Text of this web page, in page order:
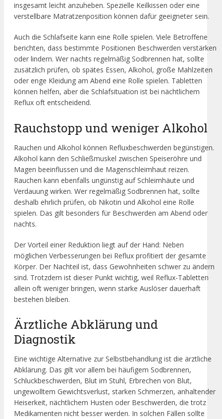
insgesamt leicht anzuheben. Spezielle Keilkissen oder eine
verstellbare Matratzenposition können dafür geeigneter sein.
Auch die Schlafseite kann eine Rolle spielen. Viele Betroffene
berichten, dass bestimmte Positionen Beschwerden verstärken
oder lindern. Wer nachts regelmäßig Sodbrennen hat, sollte
zusätzlich prüfen, ob spätes Essen, Alkohol, große Mahlzeiten
oder enge Kleidung am Abend eine Rolle spielen. Tabletten
können helfen, aber die Schlafsituation ist bei nächtlichem
Reflux oft entscheidend.
Rauchstopp und weniger Alkohol
Rauchen und Alkohol können Refluxbeschwerden begünstigen.
Alkohol kann den Schließmuskel zwischen Speiseröhre und
Magen beeinflussen und die Magenschleimhaut reizen.
Rauchen kann ebenfalls ungünstig auf Schleimhäute und
Verdauung wirken. Wer regelmäßig Sodbrennen hat, sollte
deshalb ehrlich prüfen, ob Nikotin und Alkohol eine Rolle
spielen. Das gilt besonders für Beschwerden am Abend oder
nachts.
Der Vorteil einer Reduktion liegt auf der Hand: Neben
möglichen Verbesserungen bei Reflux profitiert der gesamte
Körper. Der Nachteil ist, dass Gewohnheiten schwer zu ändern
sind. Trotzdem ist dieser Punkt wichtig, weil Reflux-Tabletten
allein oft weniger bringen, wenn starke Auslöser dauerhaft
bestehen bleiben.
Ärztliche Abklärung und
Diagnostik
Eine wichtige Alternative zur Selbstbehandlung ist die ärztliche
Abklärung. Das gilt vor allem bei häufigem Sodbrennen,
Schluckbeschwerden, Blut im Stuhl, Erbrechen von Blut,
ungewolltem Gewichtsverlust, starken Schmerzen, anhaltender
Heiserkeit, nächtlichem Husten oder Beschwerden, die trotz
Medikamenten nicht besser werden. In solchen Fällen sollte